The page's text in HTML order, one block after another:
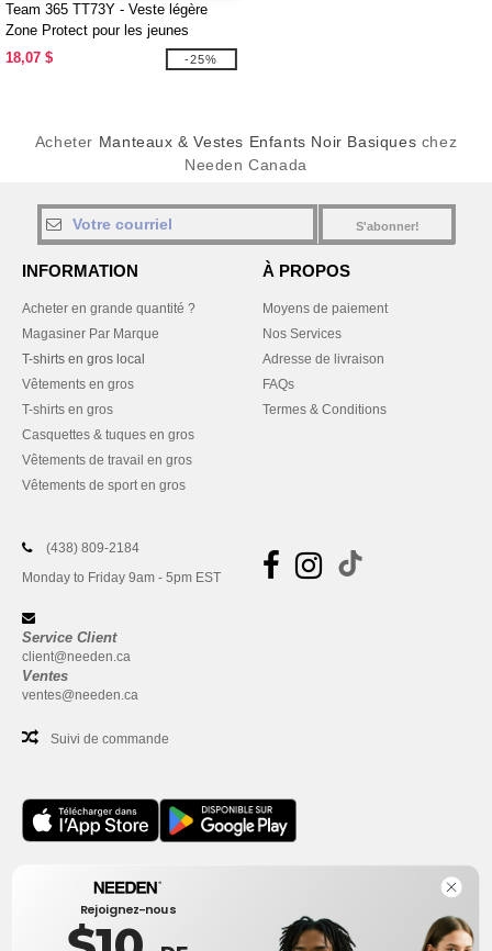
Team 365 TT73Y - Veste légère
Zone Protect pour les jeunes
18,07 $
-25%
Acheter Manteaux & Vestes Enfants Noir Basiques chez
Needen Canada
S'abonner!
INFORMATION
Acheter en grande quantité ?
Magasiner Par Marque
T-shirts en gros local
Vêtements en gros
T-shirts en gros
Casquettes & tuques en gros
Vêtements de travail en gros
Vêtements de sport en gros
À PROPOS
Moyens de paiement
Nos Services
Adresse de livraison
FAQs
Termes & Conditions
(438) 809-2184
Monday to Friday 9am - 5pm EST
Service Client
client@needen.ca
Ventes
ventes@needen.ca
Suivi de commande
Bureau
One Dundas Street West Suite 2500
Toronto, Ontario, M5G 1Z3
Rejoignez-nous